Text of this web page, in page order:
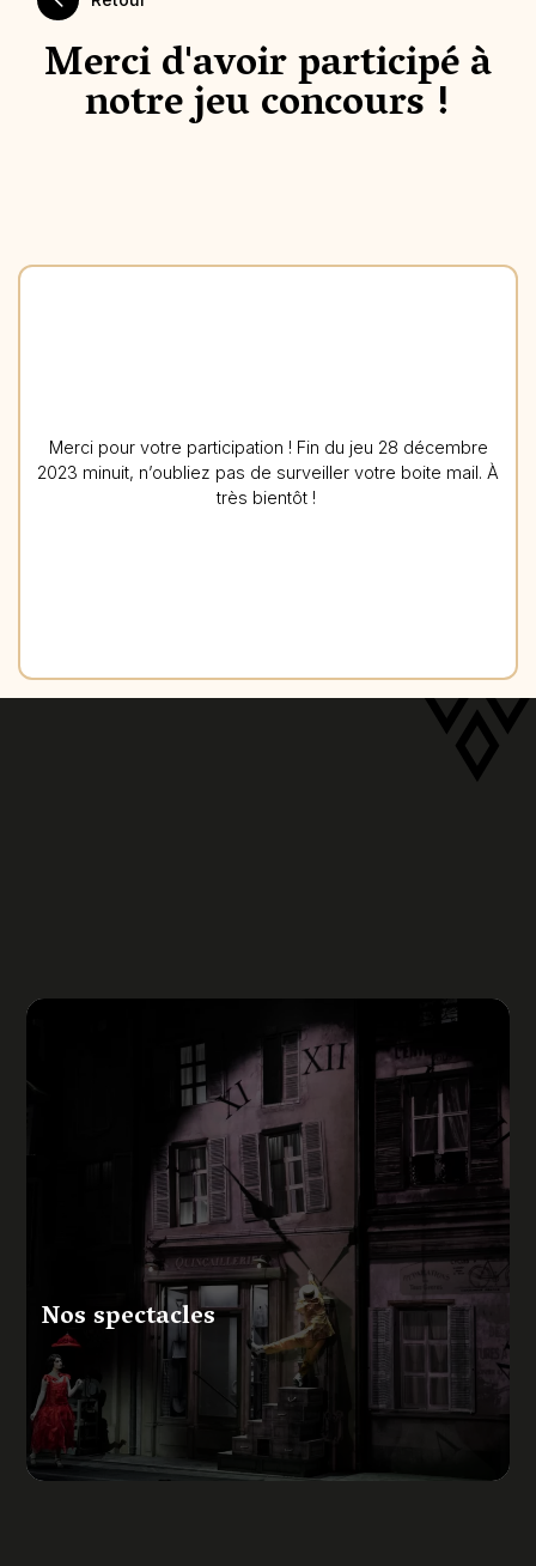
Merci d'avoir participé à
notre jeu concours !
Merci pour votre participation ! Fin du jeu 28 décembre
2023 minuit, n’oubliez pas de surveiller votre boite mail. À
très bientôt !
Nos spectacles